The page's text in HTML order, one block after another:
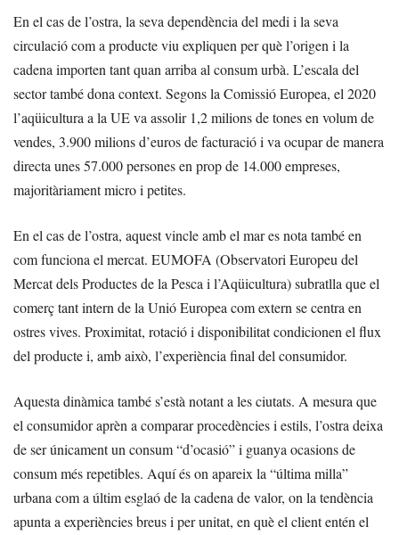
En el cas de l’ostra, la seva dependència del medi i la seva
circulació com a producte viu expliquen per què l’origen i la
cadena importen tant quan arriba al consum urbà. L’escala del
sector també dona context. Segons la Comissió Europea, el 2020
l’aqüicultura a la UE va assolir 1,2 milions de tones en volum de
vendes, 3.900 milions d’euros de facturació i va ocupar de manera
directa unes 57.000 persones en prop de 14.000 empreses,
majoritàriament micro i petites.
En el cas de l’ostra, aquest vincle amb el mar es nota també en
com funciona el mercat. EUMOFA (Observatori Europeu del
Mercat dels Productes de la Pesca i l’Aqüicultura) subratlla que el
comerç tant intern de la Unió Europea com extern se centra en
ostres vives. Proximitat, rotació i disponibilitat condicionen el flux
del producte i, amb això, l’experiència final del consumidor.
Aquesta dinàmica també s’està notant a les ciutats. A mesura que
el consumidor aprèn a comparar procedències i estils, l’ostra deixa
de ser únicament un consum “d’ocasió” i guanya ocasions de
consum més repetibles. Aquí és on apareix la “última milla”
urbana com a últim esglaó de la cadena de valor, on la tendència
apunta a experiències breus i per unitat, en què el client entén el